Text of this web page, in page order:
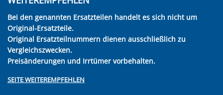
Bei den genannten Ersatzteilen handelt es sich nicht um
Original-Ersatzteile.
Original Ersatzteilnummern dienen ausschließlich zu
Vergleichszwecken.
Preisänderungen und Irrtümer vorbehalten.
SEITE WEITEREMPFEHLEN